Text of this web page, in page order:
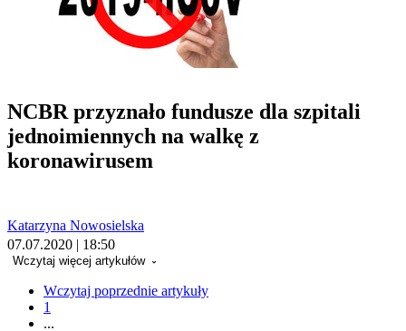
NCBR przyznało fundusze dla szpitali
jednoimiennych na walkę z
koronawirusem
Katarzyna Nowosielska
07.07.2020 | 18:50
Wczytaj więcej artykułów
Wczytaj poprzednie artykuły
1
...